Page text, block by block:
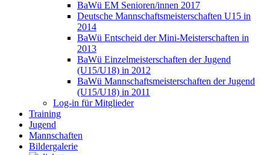
BaWü EM Senioren/innen 2017
Deutsche Mannschaftsmeisterschaften U15 in
2014
BaWü Entscheid der Mini-Meisterschaften in
2013
BaWü Einzelmeisterschaften der Jugend
(U15/U18) in 2012
BaWü Mannschaftsmeisterschaften der Jugend
(U15/U18) in 2011
Log-in für Mitglieder
Training
Jugend
Mannschaften
Bildergalerie